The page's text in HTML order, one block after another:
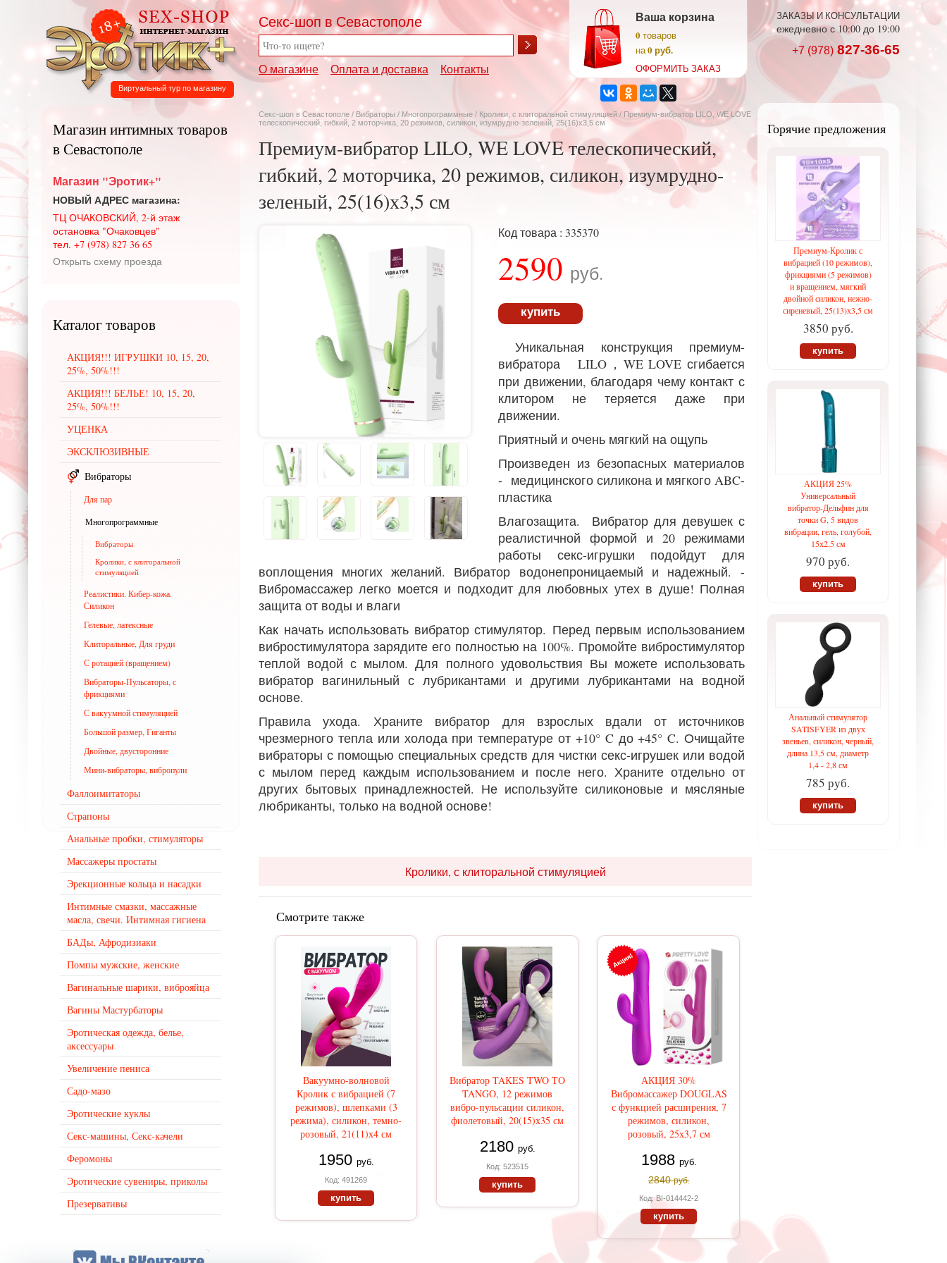
Секс-шоп в Севастополе
О магазине Оплата и доставка Контакты
Ваша корзина
0товаров
на0 руб.
ОФОРМИТЬ ЗАКАЗ
ЗАКАЗЫ И КОНСУЛЬТАЦИИ
ежедневно с 10:00 до 19:00
+7 (978) 827-36-65
Виртуальный тур по магазину
Секс-шоп в Севастополе / Вибраторы / Многопрограммные / Кролики, с клиторальной стимуляцией / Премиум-вибратор LILO, WE LOVE
телескопический, гибкий, 2 моторчика, 20 режимов, силикон, изумрудно-зеленый, 25(16)х3,5 см
Премиум-вибратор LILO, WE LOVE телескопический,
гибкий, 2 моторчика, 20 режимов, силикон, изумрудно-
зеленый, 25(16)х3,5 см
Код товара : 335370
2590 руб.
купить
Уникальная конструкция премиум-
вибратора LILO，WE LOVE сгибается
при движении, благодаря чему контакт с
клитором не теряется даже при
движении.
Приятный и очень мягкий на ощупь
Произведен из безопасных материалов
- медицинского силикона и мягкого ABC-
пластика
Влагозащита. Вибратор для девушек с
реалистичной формой и 20 режимами
работы секс-игрушки подойдут для
воплощения многих желаний. Вибратор водонепроницаемый и надежный. -
Вибромассажер легко моется и подходит для любовных утех в душе! Полная
защита от воды и влаги
Как начать использовать вибратор стимулятор. Перед первым использованием
вибростимулятора зарядите его полностью на 100%. Промойте вибростимулятор
теплой водой с мылом. Для полного удовольствия Вы можете использовать
вибратор вагинильный с лубрикантами и другими лубрикантами на водной
основе.
Правила ухода. Храните вибратор для взрослых вдали от источников
чрезмерного тепла или холода при температуре от +10° C до +45° C. Очищайте
вибраторы с помощью специальных средств для чистки секс-игрушек или водой
с мылом перед каждым использованием и после него. Храните отдельно от
других бытовых принадлежностей. Не используйте силиконовые и мясляные
любриканты, только на водной основе!
Кролики, с клиторальной стимуляцией
Смотрите также
Вакуумно-волновой
Кролик с вибрацией (7
режимов), шлепками (3
режима), силикон, темно-
розовый, 21(11)х4 см
1950 руб.
Код: 491269
купить
Вибратор TAKES TWO TO
TANGO, 12 режимов
вибро-пульсации силикон,
фиолетовый, 20(15)х35 см
2180 руб.
Код: 523515
купить
АКЦИЯ 30%
Вибромассажер DOUGLAS
с функцией расширения, 7
режимов, силикон,
розовый, 25х3,7 см
1988 руб.
2840руб.
Код: BI-014442-2
купить
Горячие предложения
Премиум-Кролик с
вибрацией (10 режимов),
фрикциями (5 режимов)
и вращением, мягкий
двойной силикон, нежно-
сиреневый, 25(13)х3,5 см
3850 руб.
купить
АКЦИЯ 25%
Универсальный
вибратор-Дельфин для
точки G, 5 видов
вибрации, гель, голубой,
15х2,5 см
970 руб.
купить
Анальный стимулятор
SATISFYER из двух
звеньев, силикон, черный,
длина 13,5 см, диаметр
1,4 - 2,8 см
785 руб.
купить
Магазин интимных товаров
в Севастополе
Магазин "Эротик+"
НОВЫЙ АДРЕС магазина:
ТЦ ОЧАКОВСКИЙ, 2-й этаж
остановка "Очаковцев"
тел. +7 (978) 827 36 65
Открыть схему проезда
Каталог товаров
АКЦИЯ!!! ИГРУШКИ 10, 15, 20,
25%, 50%!!!
АКЦИЯ!!! БЕЛЬЕ! 10, 15, 20,
25%, 50%!!!
УЦЕНКА
ЭКСКЛЮЗИВНЫЕ
Вибраторы
Для пар
Многопрограммные
Вибраторы
Кролики, с клиторальной
стимуляцией
Реалистики. Кибер-кожа.
Силикон
Гелевые, латексные
Клиторальные, Для груди
С ротацией (вращением)
Вибраторы-Пульсаторы, с
фрикциями
С вакуумной стимуляцией
Большой размер, Гиганты
Двойные, двусторонние
Мини-вибраторы, вибропули
Фаллоимитаторы
Страпоны
Анальные пробки, стимуляторы
Массажеры простаты
Эрекционные кольца и насадки
Интимные смазки, массажные
масла, свечи. Интимная гигиена
БАДы, Афродизиаки
Помпы мужские, женские
Вагинальные шарики, виброяйца
Вагины Мастурбаторы
Эротическая одежда, белье,
аксессуары
Увеличение пениса
Садо-мазо
Эротические куклы
Секс-машины, Секс-качели
Феромоны
Эротические сувениры, приколы
Презервативы